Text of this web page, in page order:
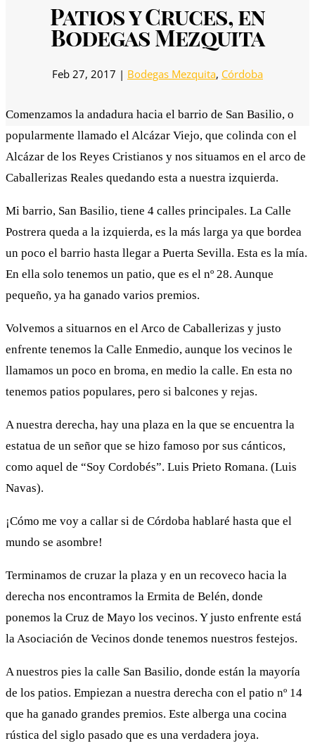
Patios y Cruces, en
Bodegas Mezquita
Feb 27, 2017 | Bodegas Mezquita, Córdoba
Comenzamos la andadura hacia el barrio de San Basilio, o
popularmente llamado el Alcázar Viejo, que colinda con el
Alcázar de los Reyes Cristianos y nos situamos en el arco de
Caballerizas Reales quedando esta a nuestra izquierda.
Mi barrio, San Basilio, tiene 4 calles principales. La Calle
Postrera queda a la izquierda, es la más larga ya que bordea
un poco el barrio hasta llegar a Puerta Sevilla. Esta es la mía.
En ella solo tenemos un patio, que es el nº 28. Aunque
pequeño, ya ha ganado varios premios.
Volvemos a situarnos en el Arco de Caballerizas y justo
enfrente tenemos la Calle Enmedio, aunque los vecinos le
llamamos un poco en broma, en medio la calle. En esta no
tenemos patios populares, pero si balcones y rejas.
A nuestra derecha, hay una plaza en la que se encuentra la
estatua de un señor que se hizo famoso por sus cánticos,
como aquel de “Soy Cordobés”. Luis Prieto Romana. (Luis
Navas).
¡Cómo me voy a callar si de Córdoba hablaré hasta que el
mundo se asombre!
Terminamos de cruzar la plaza y en un recoveco hacia la
derecha nos encontramos la Ermita de Belén, donde
ponemos la Cruz de Mayo los vecinos. Y justo enfrente está
la Asociación de Vecinos donde tenemos nuestros festejos.
A nuestros pies la calle San Basilio, donde están la mayoría
de los patios. Empiezan a nuestra derecha con el patio nº 14
que ha ganado grandes premios. Este alberga una cocina
rústica del siglo pasado que es una verdadera joya.